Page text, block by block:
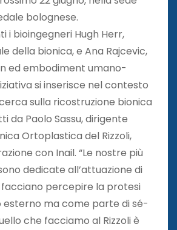
bolognese.
i bioingegneri Hugh Herr,
della bionica, e Ana Rajcevic,
ed embodiment umano-
si inserisce nel contesto
sulla ricostruzione bionica
da Paolo Sassu, dirigente
Ortoplastica del Rizzoli,
con Inail. “Le nostre più
dedicate all’attuazione di
percepire la protesi
ma come parte di sé-
che facciamo al Rizzoli è